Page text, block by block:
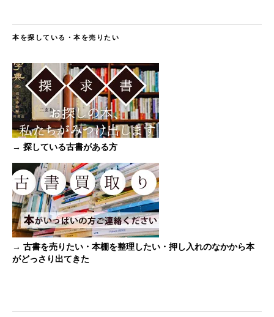
本を探している・本を売りたい
→ 探している古書がある方
→ 古書を売りたい・本棚を整理したい・押し入れのなかから本
がどっさり出てきた